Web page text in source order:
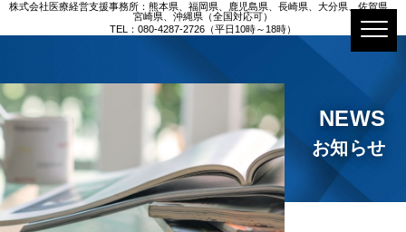
株式会社医療経営支援事務所：熊本県、福岡県、鹿児島県、長崎県、大分県、佐賀県、
宮崎県、沖縄県（全国対応可）
TEL：080-4287-2726（平日10時～18時）
NEWS
お知らせ